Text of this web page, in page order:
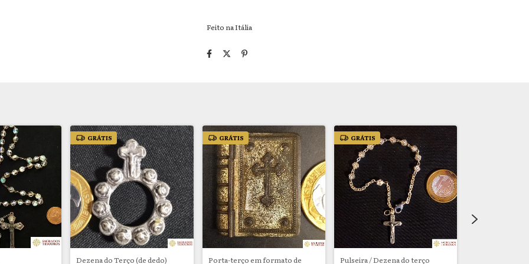
Feito na Itália
GRÁTIS
Dezena do Terço (de dedo)
GRÁTIS
Porta-terço em formato de
GRÁTIS
Pulseira / Dezena do terço